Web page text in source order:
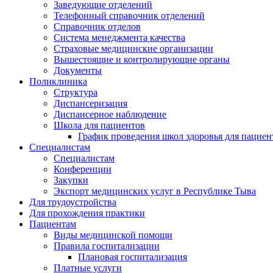
Заведующие отделений
Телефонный справочник отделений
Справочник отделов
Система менеджмента качества
Страховые медицинские организации
Вышестоящие и контролирующие органы
Документы
Поликлиника
Структура
Диспансеризация
Диспансерное наблюдение
Школа для пациентов
График проведения школ здоровья для
Специалистам
Специалистам
Конференции
Закупки
Экспорт медицинских услуг в Республике Тыва
Для трудоустройства
Для прохождения практики
Пациентам
Виды медицинской помощи
Правила госпитализации
Плановая госпитализация
Платные услуги